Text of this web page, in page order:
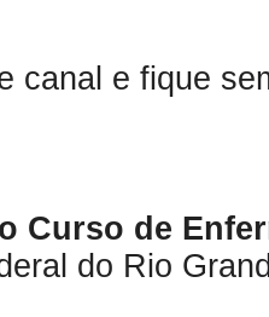
canal e fique
Curso de
do Rio